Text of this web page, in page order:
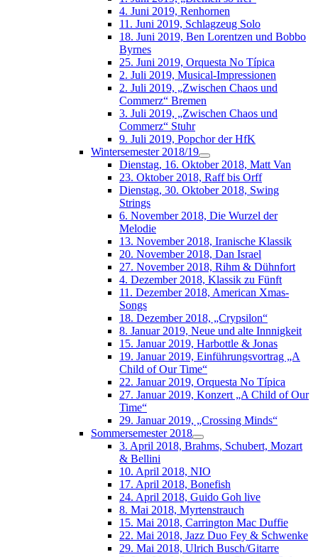
4. Juni 2019, Renhornen
11. Juni 2019, Schlagzeug Solo
18. Juni 2019, Ben Lorentzen und Bobbo
Byrnes
25. Juni 2019, Orquesta No Típica
2. Juli 2019, Musical-Impressionen
2. Juli 2019, „Zwischen Chaos und
Commerz“ Bremen
3. Juli 2019, „Zwischen Chaos und
Commerz“ Stuhr
9. Juli 2019, Popchor der HfK
Wintersemester 2018/19
Dienstag, 16. Oktober 2018, Matt Van
23. Oktober 2018, Raff bis Orff
Dienstag, 30. Oktober 2018, Swing
Strings
6. November 2018, Die Wurzel der
Melodie
13. November 2018, Iranische Klassik
20. November 2018, Dan Israel
27. November 2018, Rihm & Dühnfort
4. Dezember 2018, Klassik zu Fünft
11. Dezember 2018, American Xmas-
Songs
18. Dezember 2018, „Crypsilon“
8. Januar 2019, Neue und alte Innnigkeit
15. Januar 2019, Harbottle & Jonas
19. Januar 2019, Einführungsvortrag „A
Child of Our Time“
22. Januar 2019, Orquesta No Típica
27. Januar 2019, Konzert „A Child of Our
Time“
29. Januar 2019, „Crossing Minds“
Sommersemester 2018
3. April 2018, Brahms, Schubert, Mozart
& Bellini
10. April 2018, NIO
17. April 2018, Bonefish
24. April 2018, Guido Goh live
8. Mai 2018, Myrtenstrauch
15. Mai 2018, Carrington Mac Duffie
22. Mai 2018, Jazz Duo Fey & Schwenke
29. Mai 2018, Ulrich Busch/Gitarre